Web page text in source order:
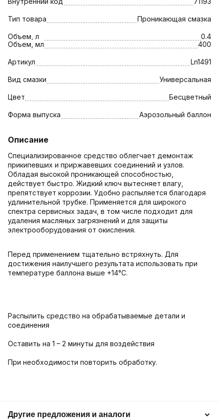
Тип товара Проникающая смазка
Объем, л
0.4
Объем, мл
400
Артикул Ln1491
Вид смазки Универсальная
Цвет Бесцветный
Форма выпуска Аэрозольный баллон
Описание
Специализированное средство облегчает демонтаж
прикипевших и приржавевших соединений и узлов.
Обладая высокой проникающей способностью,
действует быстро. Жидкий ключ вытесняет влагу,
препятствует коррозии. Удобно распыляется благодаря
удлинительной трубке. Применяется для широкого
спектра сервисных задач, в том числе подходит для
удаления масляных загрязнений и для защиты
электрооборудования от окисления.
Перед применением тщательно встряхнуть. Для
достижения наилучшего результата использовать при
температуре баллона выше +14°С.
Распылить средство на обрабатываемые детали и
соединения
Оставить на 1 – 2 минуты для воздействия
При необходимости повторить обработку.
Другие предложения и аналоги